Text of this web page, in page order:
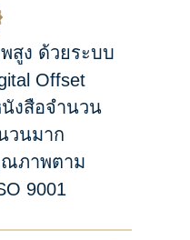
สูง ด้วยระบบ
Offset
งสือจำนวน
วนมาก
ภาพตาม
9001